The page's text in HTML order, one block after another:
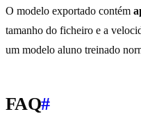
O modelo exportado contém
tamanho do ficheiro e a
um modelo aluno treinado
FAQ#